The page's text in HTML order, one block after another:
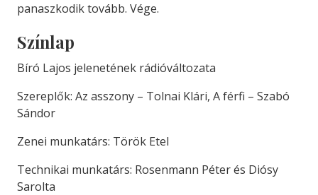
panaszkodik tovább. Vége.
Színlap
Bíró Lajos jelenetének rádióváltozata
Szereplők: Az asszony – Tolnai Klári, A férfi – Szabó
Sándor
Zenei munkatárs: Török Etel
Technikai munkatárs: Rosenmann Péter és Diósy
Sarolta